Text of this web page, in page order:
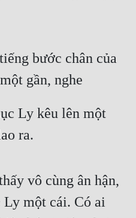
bước chân của
gần, nghe
Ly kêu lên một
ra.
vô cùng ân hận,
Ly một cái. Có ai